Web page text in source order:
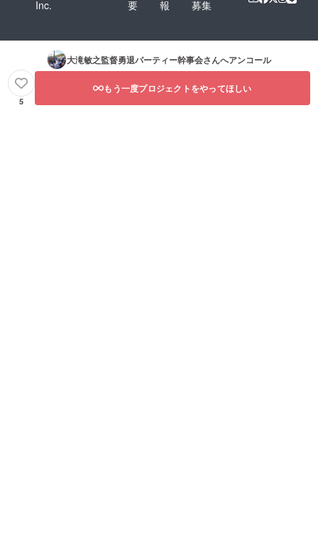
Inc.
要
報
募集
大滝敏之監督勇退パーティー幹事会さんへアンコール
5
もう一度プロジェクトをやってほしい